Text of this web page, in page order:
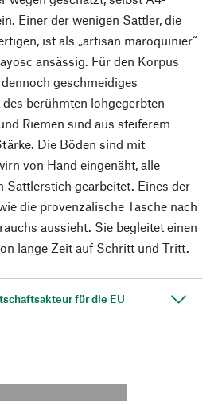
Einer der wenigen Sattler, die
ist als „artisan maroquinier“
ansässig. Für den Korpus
geschmeidiges
berühmten lohgegerbten
Riemen sind aus steiferem
Die Böden sind mit
von Hand eingenäht, alle
Sattlerstich gearbeitet. Eines der
die provenzalische Tasche nach
aussieht. Sie begleitet einen
lange Zeit auf Schritt und Tritt.
für die EU